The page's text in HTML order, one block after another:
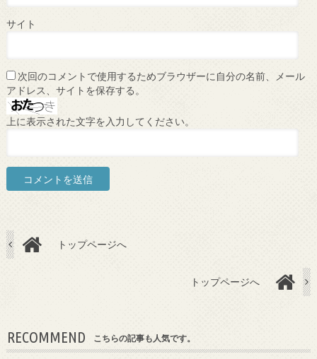
サイト
次回のコメントで使用するためブラウザーに自分の名前、メール
アドレス、サイトを保存する。
上に表示された文字を入力してください。
トップページへ
トップページへ
RECOMMEND こちらの記事も人気です。